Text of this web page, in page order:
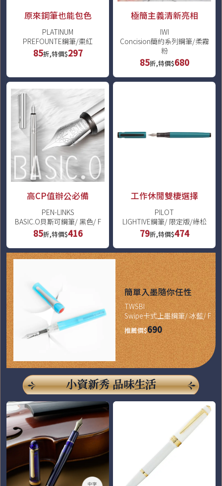
原來鋼筆也能包色
PLATINUM
PREFOUNTE鋼筆/棗紅
85折,特價$297
極簡主義清新亮相
IWI
Concision簡約系列鋼筆/柔霧
粉
85折,特價$680
高CP值辦公必備
PEN-LINKS
BASIC.O貝斯可鋼筆/ 黑色/ F
85折,特價$416
工作休閒雙棲選擇
PILOT
LIGHTIVE鋼筆/ 限定版/綠松
79折,特價$474
簡單入墨隨你任性
TWSBI
Swipe卡式上墨鋼筆/ 冰藍/ F
推薦價$690
小資新秀 品味生活